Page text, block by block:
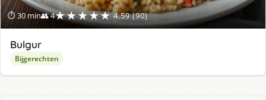
⏱ 30 min👥 4★★★★★ 4.59 (90)
Bulgur
Bijgerechten